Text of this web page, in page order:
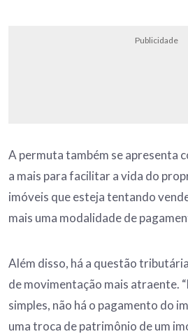
Publicidade
A permuta também se apresenta
a mais para facilitar a vida do
imóveis que esteja tentando
mais uma modalidade de
Além disso, há a questão
de movimentação mais atraente.
simples, não há o pagamento do
uma troca de patrimônio de um